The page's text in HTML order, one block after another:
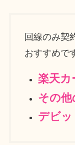
回線のみ契
おすすめで
楽天カ
その
デビッ